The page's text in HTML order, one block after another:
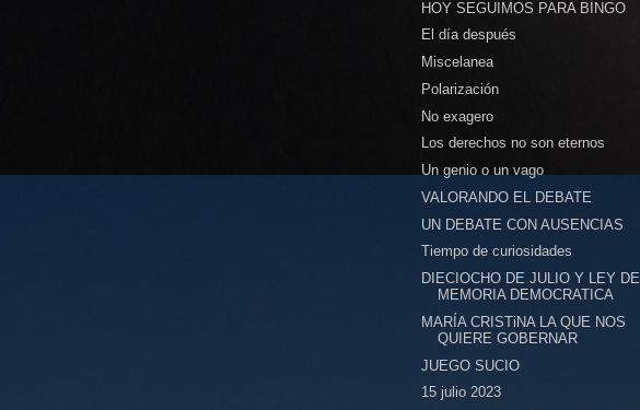
HOY SEGUIMOS PARA BINGO
El día después
Miscelanea
Polarización
No exagero
Los derechos no son eternos
Un genio o un vago
VALORANDO EL DEBATE
UN DEBATE CON AUSENCIAS
Tiempo de curiosidades
DIECIOCHO DE JULIO Y LEY DE
MEMORIA DEMOCRATICA
MARÍA CRISTiNA LA QUE NOS
QUIERE GOBERNAR
JUEGO SUCIO
15 julio 2023